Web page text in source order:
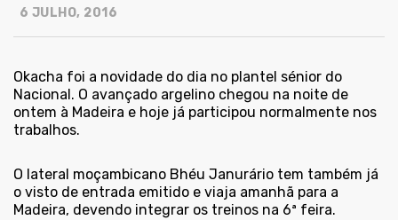
6 JULHO, 2016
Okacha foi a novidade do dia no plantel sénior do
Nacional. O avançado argelino chegou na noite de
ontem à Madeira e hoje já participou normalmente nos
trabalhos.
O lateral moçambicano Bhéu Janurário tem também já
o visto de entrada emitido e viaja amanhã para a
Madeira, devendo integrar os treinos na 6ª feira.